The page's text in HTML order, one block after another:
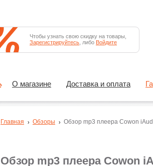
Обзор mp3 плеера Cowon
Главная Обзоры Обзор mp3 плеера Cowon
Чтобы узнать свою скидку на товары,
Зарегистрируйтесь , либо Войдите
О магазине Доставка и оплата